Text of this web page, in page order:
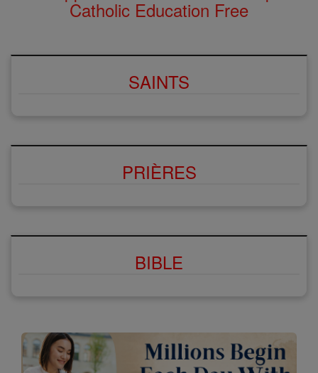
Catholic Education Free
SAINTS
PRIÈRES
BIBLE